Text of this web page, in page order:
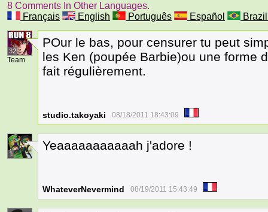
8 Comments In Other Languages.
Français
English Português Español
32
Team
POur le bas, pour censurer tu peut
les Ken (poupée Barbie)ou une forme
fait régulièrement.
studio.takoyaki 08/18/2011 18:43:09
1
Yeaaaaaaaaaaah j'adore !
WhateverNevermind 08/19/2011 15:43:49